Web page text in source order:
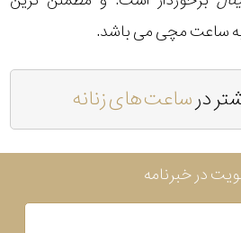
به ساعت مچی می باشد.
درساعت های زنانه
در خبرنامه